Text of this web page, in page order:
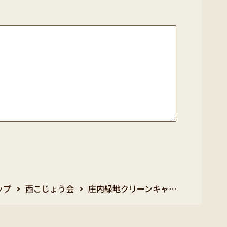
プ 西こじょう会 庄内緑地クリーンキャ…